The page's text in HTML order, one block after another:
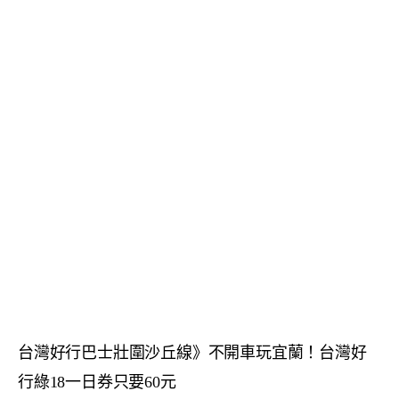
台灣好行巴士壯圍沙丘線》不開車玩宜蘭！台灣好
行綠18一日券只要60元